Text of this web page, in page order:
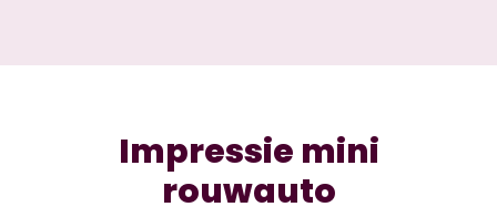
Impressie mini
rouwauto